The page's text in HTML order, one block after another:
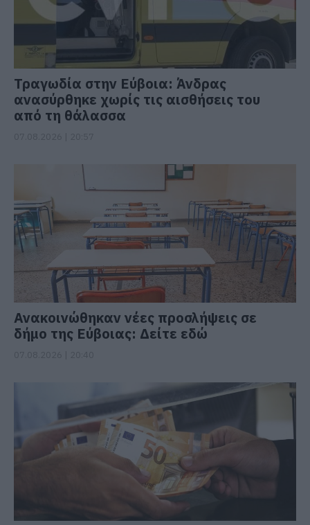
Τραγωδία στην Εύβοια: Άνδρας
ανασύρθηκε χωρίς τις αισθήσεις του
από τη θάλασσα
Ανακοινώθηκαν νέες προσλήψεις σε
δήμο της Εύβοιας: Δείτε εδώ